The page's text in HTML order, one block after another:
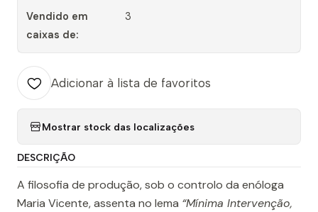
Vendido em
caixas de:
3
Adicionar à lista de favoritos
Mostrar stock das localizações
DESCRIÇÃO
A filosofia de produção, sob o controlo da enóloga
Maria Vicente, assenta no lema “Mínima Intervenção,